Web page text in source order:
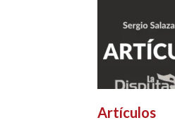
Artículos